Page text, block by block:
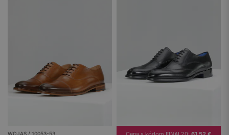
WOJAS / 10053-53